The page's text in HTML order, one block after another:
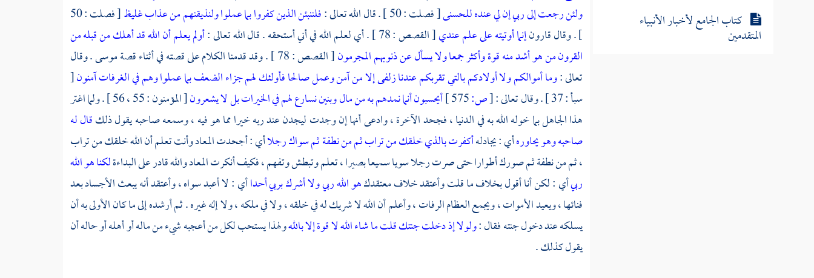
كتاب الجامع لأخبار الأنبياء
المتقدمين
ولئن رجعت إلى ربي إن لي عنده للحسنى[ فصلت : 50 ] . قال الله تعالى : فلننبئن الذين كفروا بما عملوا ولنذيقنهم من عذاب غليظ
[ فصلت : 50
] . وقال قارونإنما أوتيته على علم عندي[ القصص : 78 ] . أي لعلم الله في أني أستحقه . قال الله تعالى :
أولم يعلم أن الله قد أهلك من قبله من
القرون من هو أشد منه قوة وأكثر جمعا ولا يسأل عن ذنوبهم المجرمون[ القصص : 78 ] . وقد قدمنا الكلام على قصته في أثناء قصة موسى. وقال
تعالى :وما أموالكم ولا أولادكم بالتي تقربكم عندنا زلفى إلا من آمن وعمل صالحا فأولئك لهم جزاء الضعف بما عملوا وهم في الغرفات آمنون[
سبأ : 37 ] . وقال تعالى :
[ص: أيحسبون أنما نمدهم به من مال وبنين نسارع لهم في الخيرات بل لا يشعرون
[ المؤمنون : 55 ، 56 ] . ولما اغتر
هذا الجاهل بما خوله الله به في الدنيا ، فجحد الآخرة ، وادعى أنها إن وجدت ليجدن عند ربه خيرا مما هو فيه ، وسمعه صاحبه يقول ذلكقال له
صاحبه وهو يحاورهأي : يجادلهأكفرت بالذي خلقك من تراب ثم من نطفة ثم سواك رجلاأي : أجحدت المعاد وأنت تعلم أن الله خلقك من تراب
، ثم من نطفة ثم صورك أطوارا حتى صرت رجلا سويا سميعا بصيرا ، تعلم وتبطش وتفهم ، فكيف أنكرت المعاد والله قادر على البداءةلكنا هو الله
ربيأي : لكن أنا أقول بخلاف ما قلت وأعتقد خلاف معتقدكهو الله ربي ولا أشرك بربي أحداأي : لا أعبد سواه ، وأعتقد أنه يبعث الأجساد بعد
فنائها ، ويعيد الأموات ، ويجمع العظام الرفات ، وأعلم أن الله لا شريك له في خلقه ، ولا في ملكه ، ولا إله غيره . ثم أرشده إلى ما كان الأولى به أن
يسلكه عند دخول جنته فقال :ولولا إذ دخلت جنتك قلت ما شاء الله لا قوة إلا باللهولهذا يستحب لكل من أعجبه شيء من ماله أو أهله أو حاله أن
يقول كذلك .